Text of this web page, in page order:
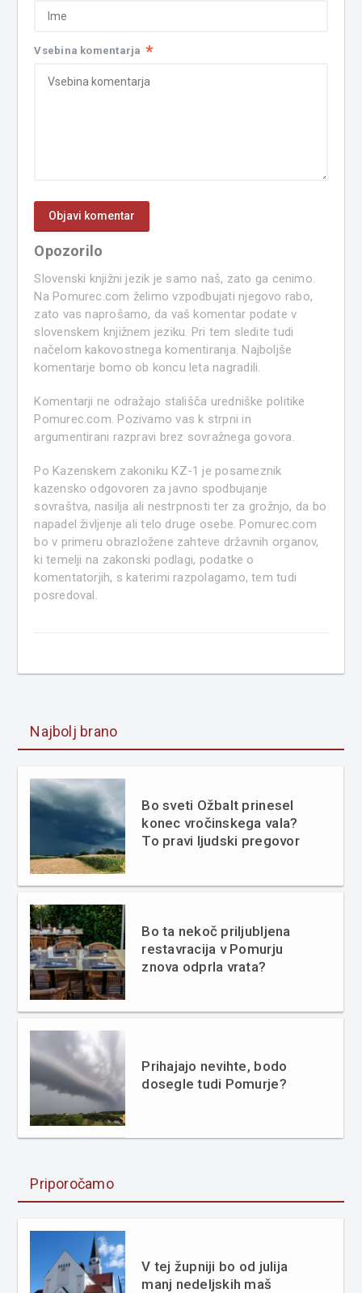
Vsebina komentarja *
Opozorilo
Slovenski knjižni jezik je samo naš, zato ga cenimo.
Na Pomurec.com želimo vzpodbujati njegovo rabo,
zato vas naprošamo, da vaš komentar podate v
slovenskem knjižnem jeziku. Pri tem sledite tudi
načelom kakovostnega komentiranja. Najboljše
komentarje bomo ob koncu leta nagradili.
Komentarji ne odražajo stališča uredniške politike
Pomurec.com. Pozivamo vas k strpni in
argumentirani razpravi brez sovražnega govora.
Po Kazenskem zakoniku KZ-1 je posameznik
kazensko odgovoren za javno spodbujanje
sovraštva, nasilja ali nestrpnosti ter za grožnjo, da bo
napadel življenje ali telo druge osebe. Pomurec.com
bo v primeru obrazložene zahteve državnih organov,
ki temelji na zakonski podlagi, podatke o
komentatorjih, s katerimi razpolagamo, tem tudi
posredoval.
Najbolj brano
Bo sveti Ožbalt prinesel
konec vročinskega vala?
To pravi ljudski pregovor
Bo ta nekoč priljubljena
restavracija v Pomurju
znova odprla vrata?
Prihajajo nevihte, bodo
dosegle tudi Pomurje?
Priporočamo
V tej župniji bo od julija
manj nedeljskih maš